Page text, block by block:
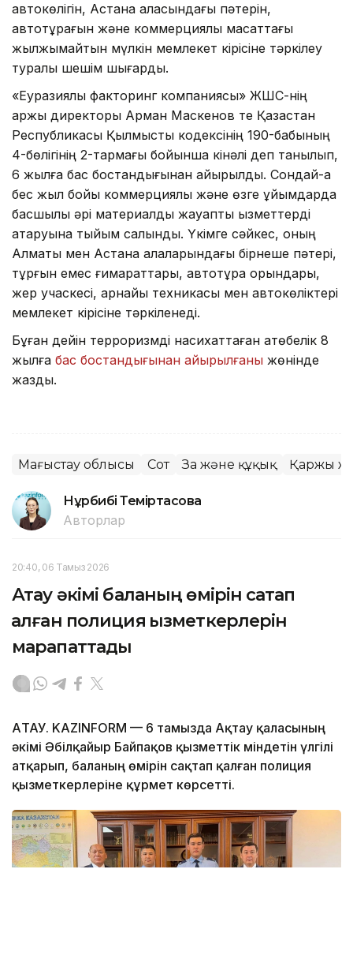
автокөлігін, Астана қаласындағы пәтерін,
автотұрағын және коммерциялық мақсаттағы
жылжымайтын мүлкін мемлекет кірісіне тәркілеу
туралы шешім шығарды.
«Еуразиялық факторинг компаниясы» ЖШС-нің
қаржы директоры Арман Маскенов те Қазақстан
Республикасы Қылмыстық кодексінің 190-бабының
4-бөлігінің 2-тармағы бойынша кінәлі деп танылып,
6 жылға бас бостандығынан айырылды. Сондай-ақ
бес жыл бойы коммерциялық және өзге ұйымдарда
басшылық әрі материалдық жауапты қызметтерді
атқаруына тыйым салынды. Үкімге сәйкес, оның
Алматы мен Астана қалаларындағы бірнеше пәтері,
тұрғын емес ғимараттары, автотұрақ орындары,
жер учаскесі, арнайы техникасы мен автокөліктері
мемлекет кірісіне тәркіленеді.
Бұған дейін терроризмді насихаттаған ақтөбелік 8
жылға бас бостандығынан айырылғаны жөнінде
жаздық.
Маңғыстау облысы Сот Заң және құқық Қаржы
Нұрбибі Теміртасова
Авторлар
20:40, 06 Тамыз 2026
Ақтау әкімі баланың өмірін сақтап
қалған полиция қызметкерлерін
марапаттады
АҚТАУ. KAZINFORM — 6 тамызда Ақтау қаласының
әкімі Әбілқайыр Байпақов қызметтік міндетін үлгілі
атқарып, баланың өмірін сақтап қалған полиция
қызметкерлеріне құрмет көрсетті.